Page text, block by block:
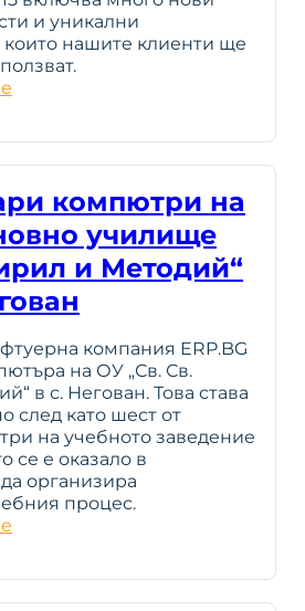
и уникални
които нашите клиенти ще
компютри на
училище
и Методий“
компания ERP.BG
на ОУ „Св. Св.
в с. Негован. Това става
след като шест от
на учебното заведение
се е оказало в
организира
процес.